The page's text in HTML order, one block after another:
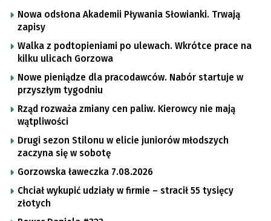
Nowa odsłona Akademii Pływania Słowianki. Trwają
zapisy
Walka z podtopieniami po ulewach. Wkrótce prace na
kilku ulicach Gorzowa
Nowe pieniądze dla pracodawców. Nabór startuje w
przyszłym tygodniu
Rząd rozważa zmiany cen paliw. Kierowcy nie mają
wątpliwości
Drugi sezon Stilonu w elicie juniorów młodszych
zaczyna się w sobotę
Gorzowska ławeczka 7.08.2026
Chciał wykupić udziały w firmie – stracił 55 tysięcy
złotych